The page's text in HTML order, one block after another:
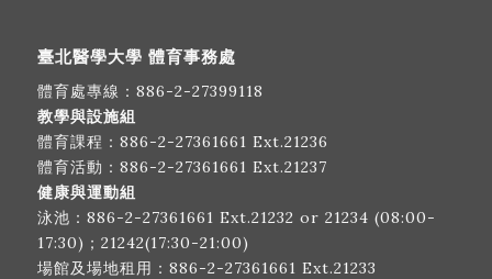
臺北醫學大學 體育事務處
體育處專線： 886-2-27399118
教學與設施組
體育課程： 886-2-27361661 Ext.21236
體育活動： 886-2-27361661 Ext.21237
健康與運動組
泳池： 886-2-27361661 Ext.21232 or 21234 (08:00-
17:30)；21242(17:30-21:00)
場館及場地租用： 886-2-27361661 Ext.21233